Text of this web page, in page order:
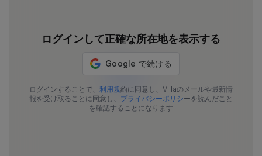
ログインして正確な所在地を表示する
ログインすることで、 利用規約に同意し、Viilaのメールや最新情
報を受け取ることに同意し、 プライバシーポリシーを読んだこと
を確認することになります